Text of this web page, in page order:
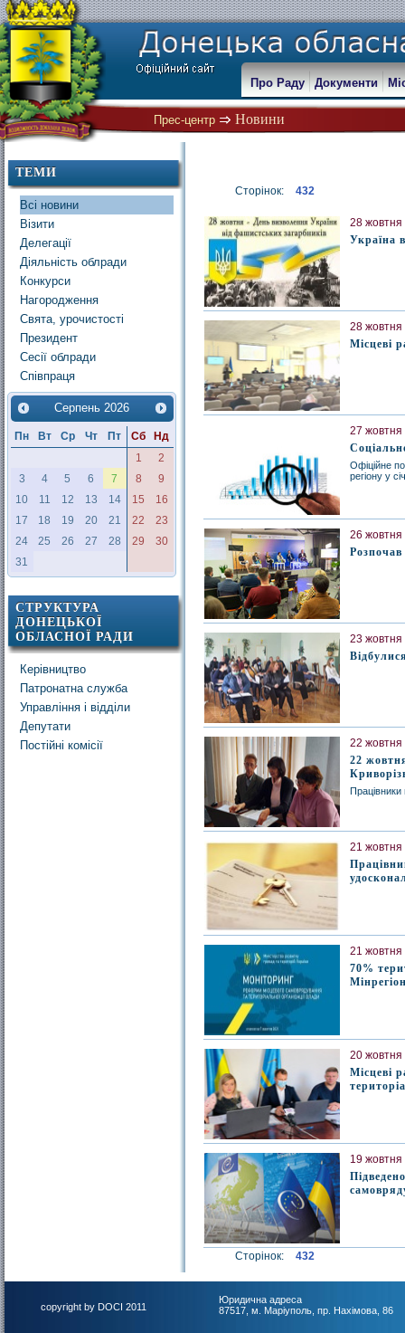
Прес-центр Новини
Про Раду Документи
ТЕМИ
Всі новини
Візити
Делегації
Діяльність облради
Конкурси
Нагородження
Свята, урочистості
Президент
Сесії облради
Співпраця
Серпень 2026
Пн Вт Ср Чт Пт Сб
Нд
1
2
3
4 5 6 7 8
9
10
11 12 13 14 15
16
17
18 19 20 21 22
23
24
25 26 27 28 29
30
31
СТРУКТУРА
ДОНЕЦЬКОЇ
ОБЛАСНОЇ РАДИ
Керівництво
Патронатна служба
Управління і відділи
Депутати
Постійні комісії
Сторінок: 432
28 жовтня
Україна
28 жовтня
Місцеві
27 жовтня
Офіційне
регіону у
26 жовтня
23 жовтня
22 жовтня
22
21 жовтня
21 жовтня
70%
20 жовтня
Місцеві
19 жовтня
Сторінок: 432
copyright by DOCI 2011
Юридична адреса
87517, м. Маріуполь, пр. Нахімова, 86